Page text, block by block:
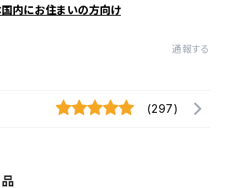
国内にお住まいの方向け
通報する
(297)